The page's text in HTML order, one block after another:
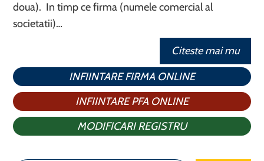
doua). In timp ce firma (numele comercial al
societatii)…
Citeste mai mu
INFIINTARE FIRMA ONLINE
INFIINTARE PFA ONLINE
MODIFICARI REGISTRU